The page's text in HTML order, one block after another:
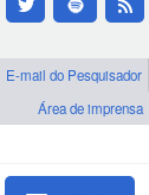
E-mail do Pesquisador
Área de imprensa